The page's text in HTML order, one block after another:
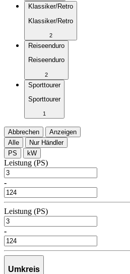
Klassiker/Retro
Klassiker/Retro
2
Reiseenduro
Reiseenduro
2
Sporttourer
Sporttourer
1
Abbrechen
Anzeigen
Alle
Nur Händler
PS
kW
Leistung (PS)
-
Leistung (PS)
-
Umkreis